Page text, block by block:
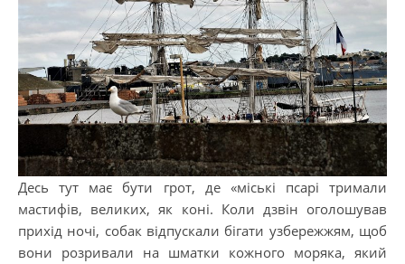
Десь тут має бути грот, де «міські псарі тримали
мастифів, великих, як коні. Коли дзвін оголошував
прихід ночі, собак відпускали бігати узбережжям, щоб
вони розривали на шматки кожного моряка, який